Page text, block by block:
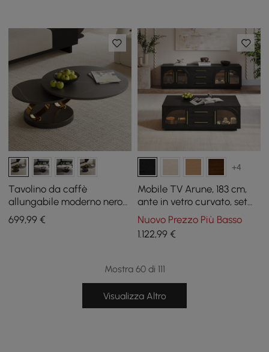
Tavolino da caffè
allungabile moderno nero
con piedistallo in metallo a
forma di anello
699,99 €
+4
Mobile TV Arune, 183 cm,
ante in vetro curvato, set
tavolino da caffè con
contenitore e LED
Nuovo Prezzo Più Basso
1.122,99€
Mostra 60 di 111
Visualizza Altro